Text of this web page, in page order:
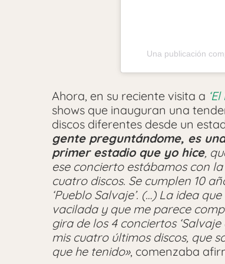
Una publicación
Ahora, en su reciente visita a
shows que inauguran una
discos diferentes desde un
gente preguntándome, es
primer estadio que yo hice,
ese concierto estábamos con
cuatro discos. Se cumplen 10
‘Pueblo Salvaje’. (…) La idea
vacilada y que me parece
gira de los 4 conciertos
mis cuatro últimos discos, que
que he tenido», comenzaba